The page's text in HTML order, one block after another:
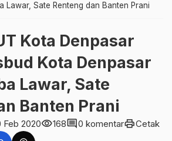
Lawar, Sate Renteng dan Banten Prani
Kota Denpasar
Kota Denpasar
Lawar, Sate
Banten Prani
Feb 2020visibility168comment0 komentarprintCetak